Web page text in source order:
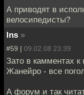
А приводят в
велосипедисты?
Ins »
#59 | 09.02.08 23:39
Зато в камментах
Жанейро - все
А форум и так